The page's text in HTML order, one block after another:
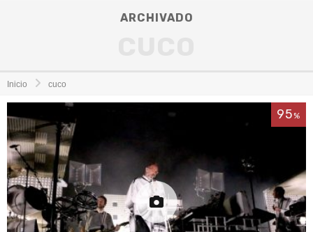
ARCHIVADO
Inicio cuco
95%